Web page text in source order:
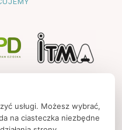
usługi. Możesz wybrać,
na ciasteczka niezbędne